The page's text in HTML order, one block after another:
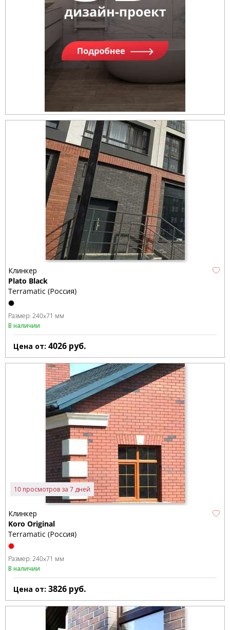
Клинкер
Plato Black
Terramatic (Россия)
Размер: 240x71 мм
В наличии
Цена от: 4026 руб.
10 просмотров за 7 дней
Клинкер
Koro Original
Terramatic (Россия)
Размер: 240x71 мм
В наличии
Цена от: 3826 руб.